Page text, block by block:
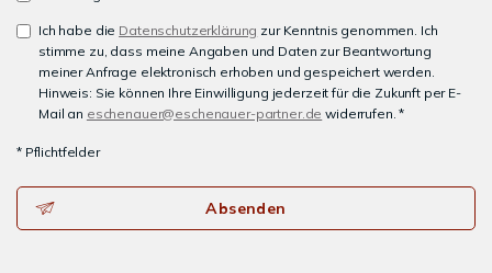
Ich habe die Datenschutzerklärung zur Kenntnis genommen. Ich
stimme zu, dass meine Angaben und Daten zur Beantwortung
meiner Anfrage elektronisch erhoben und gespeichert werden.
Hinweis: Sie können Ihre Einwilligung jederzeit für die Zukunft per E-
Mail an eschenauer@eschenauer-partner.de widerrufen. *
* Pflichtfelder
Absenden